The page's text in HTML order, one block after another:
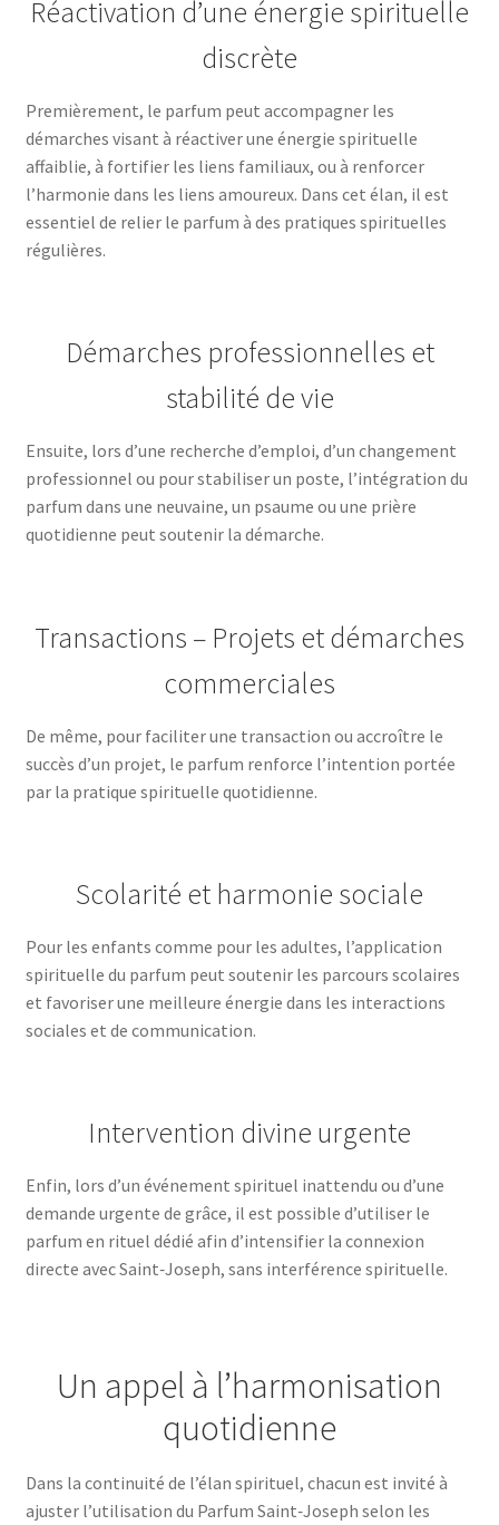
Réactivation d’une énergie spirituelle
discrète
Premièrement, le parfum peut accompagner les
démarches visant à réactiver une énergie spirituelle
affaiblie, à fortifier les liens familiaux, ou à renforcer
l’harmonie dans les liens amoureux. Dans cet élan, il est
essentiel de relier le parfum à des pratiques spirituelles
régulières.
Démarches professionnelles et
stabilité de vie
Ensuite, lors d’une recherche d’emploi, d’un changement
professionnel ou pour stabiliser un poste, l’intégration du
parfum dans une neuvaine, un psaume ou une prière
quotidienne peut soutenir la démarche.
Transactions – Projets et démarches
commerciales
De même, pour faciliter une transaction ou accroître le
succès d’un projet, le parfum renforce l’intention portée
par la pratique spirituelle quotidienne.
Scolarité et harmonie sociale
Pour les enfants comme pour les adultes, l’application
spirituelle du parfum peut soutenir les parcours scolaires
et favoriser une meilleure énergie dans les interactions
sociales et de communication.
Intervention divine urgente
Enfin, lors d’un événement spirituel inattendu ou d’une
demande urgente de grâce, il est possible d’utiliser le
parfum en rituel dédié afin d’intensifier la connexion
directe avec Saint‑Joseph, sans interférence spirituelle.
Un appel à l’harmonisation
quotidienne
Dans la continuité de l’élan spirituel, chacun est invité à
ajuster l’utilisation du Parfum Saint‑Joseph selon les